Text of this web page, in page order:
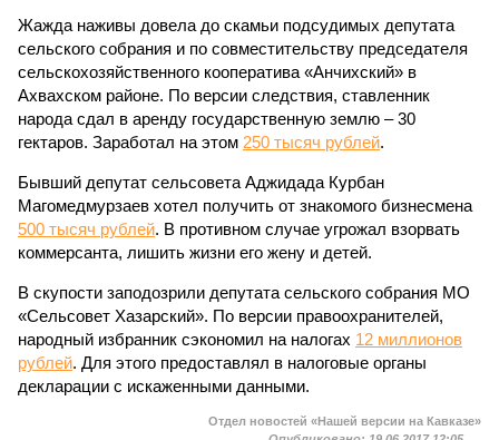
Жажда наживы довела до скамьи подсудимых депутата
сельского собрания и по совместительству председателя
сельскохозяйственного кооператива «Анчихский» в
Ахвахском районе. По версии следствия, ставленник
народа сдал в аренду государственную землю – 30
гектаров. Заработал на этом 250 тысяч рублей.
Бывший депутат сельсовета Аджидада Курбан
Магомедмурзаев хотел получить от знакомого бизнесмена
500 тысяч рублей. В противном случае угрожал взорвать
коммерсанта, лишить жизни его жену и детей.
В скупости заподозрили депутата сельского собрания МО
«Сельсовет Хазарский». По версии правоохранителей,
народный избранник сэкономил на налогах 12 миллионов
рублей. Для этого предоставлял в налоговые органы
декларации с искаженными данными.
Отдел новостей «Нашей версии на Кавказе»